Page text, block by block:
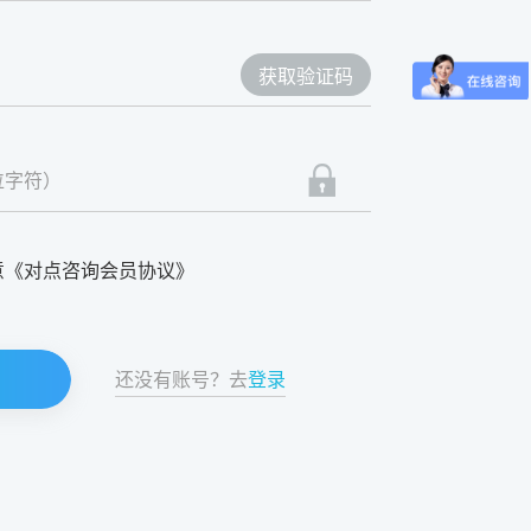
获取验证码
《对点咨询会员协议》
还没有账号？去登录